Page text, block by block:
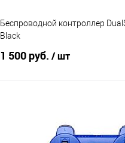
Беспроводной контроллер
Black
1 500 руб. / шт
Купить в 1 клик